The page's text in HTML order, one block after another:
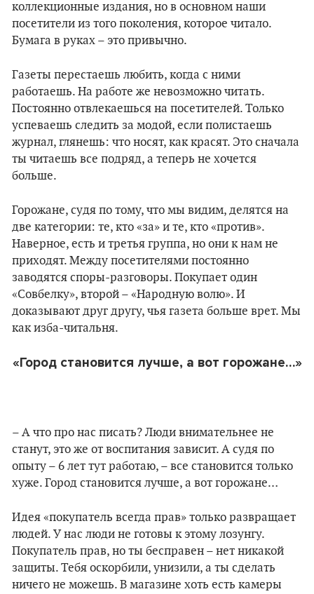
коллекционные издания, но в основном наши
посетители из того поколения, которое читало.
Бумага в руках – это привычно.
Газеты перестаешь любить, когда с ними
работаешь. На работе же невозможно читать.
Постоянно отвлекаешься на посетителей. Только
успеваешь следить за модой, если полистаешь
журнал, глянешь: что носят, как красят. Это сначала
ты читаешь все подряд, а теперь не хочется
больше.
Горожане, судя по тому, что мы видим, делятся на
две категории: те, кто «за» и те, кто «против».
Наверное, есть и третья группа, но они к нам не
приходят. Между посетителями постоянно
заводятся споры-разговоры. Покупает один
«Совбелку», второй – «Народную волю». И
доказывают друг другу, чья газета больше врет. Мы
как изба-читальня.
«Город становится лучше, а вот горожане…»
– А что про нас писать? Люди внимательнее не
станут, это же от воспитания зависит. А судя по
опыту – 6 лет тут работаю, – все становится только
хуже. Город становится лучше, а вот горожане…
Идея «покупатель всегда прав» только развращает
людей. У нас люди не готовы к этому лозунгу.
Покупатель прав, но ты бесправен – нет никакой
защиты. Тебя оскорбили, унизили, а ты сделать
ничего не можешь. В магазине хоть есть камеры